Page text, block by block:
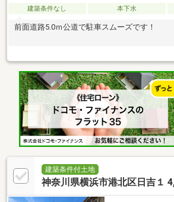
建築条件なし 本下水
前面道路5.0ｍ公道で駐車スムーズです！
建築条件付土地
神奈川県横浜市港北区日吉１